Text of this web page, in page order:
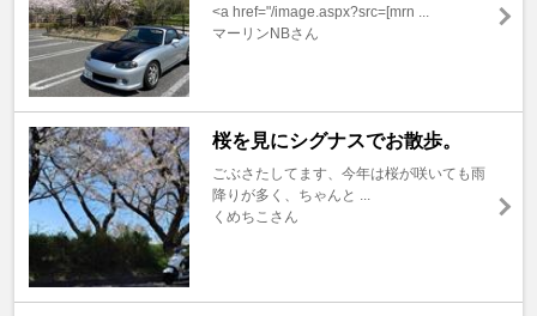
<a href="/image.aspx?src=[mrn ...
マーリンNBさん
桜を見にシグナスでお散歩。
ごぶさたしてます、今年は桜が咲いても雨
降りが多く、ちゃんと ...
くめちこさん